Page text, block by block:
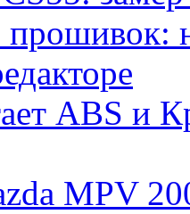
прошивок:
ABS и
MPV